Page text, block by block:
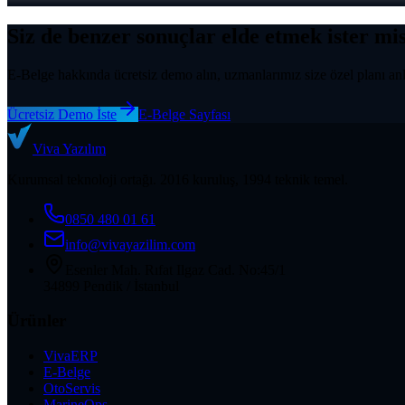
Siz de benzer sonuçlar elde etmek ister
E-Belge hakkında ücretsiz demo alın, uzmanlarımız size özel planı
Ücretsiz Demo İste E-Belge Sayfası
Viva Yazılım
0850 480 01 61
info@vivayazilim.com
VivaERP
E-Belge
OtoServis